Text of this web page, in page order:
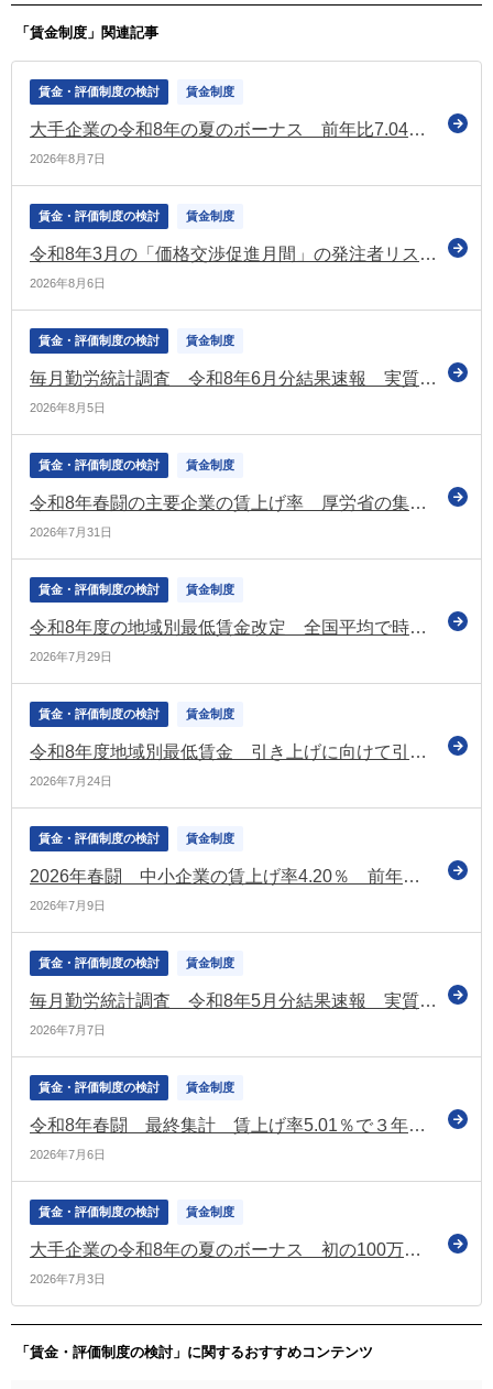
「賃金制度」関連記事
賃金・評価制度の検討 賃金制度
大手企業の令和8年の夏のボーナス 前年比7.04％増で「104万2,537円」に 過去最高の水準（経団連の最終集計）
2026年8月7日
賃金・評価制度の検討 賃金制度
令和8年3月の「価格交渉促進月間」の発注者リストを公表（中小企業庁）
2026年8月6日
賃金・評価制度の検討 賃金制度
毎月勤労統計調査 令和8年6月分結果速報 実質賃金1.6％増 6か月連続プラス
2026年8月5日
賃金・評価制度の検討 賃金制度
令和8年春闘の主要企業の賃上げ率 厚労省の集計では「5.18％」 昨年の水準を下回るも3年連続で5％台（厚労省）
2026年7月31日
賃金・評価制度の検討 賃金制度
令和8年度の地域別最低賃金改定 全国平均で時給1,176円となる目安を決定 上昇額は55円（昨年度を下回る）
2026年7月29日
賃金・評価制度の検討 賃金制度
令和8年度地域別最低賃金 引き上げに向けて引き続き議論（第4回目の中央最低賃金審議会（小委員会）を開催）
2026年7月24日
賃金・評価制度の検討 賃金制度
2026年春闘 中小企業の賃上げ率4.20％ 前年から低下 大手企業との差も拡大（経団連の第1回集計）
2026年7月9日
賃金・評価制度の検討 賃金制度
毎月勤労統計調査 令和8年5月分結果速報 実質賃金1.4％増 5か月連続プラス
2026年7月7日
賃金・評価制度の検討 賃金制度
令和8年春闘 最終集計 賃上げ率5.01％で３年連続5％台を達成 中小は4.69％で昨年同時期を上回る（連合）
2026年7月6日
賃金・評価制度の検討 賃金制度
大手企業の令和8年の夏のボーナス 初の100万円超えで過去最高（経団連調査［第1回集計］）
2026年7月3日
「賃金・評価制度の検討」に関するおすすめコンテンツ